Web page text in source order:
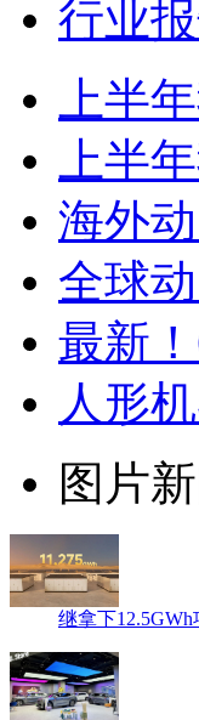
行业
上半
上半
海外
全球
最新
人形
图片
继拿下